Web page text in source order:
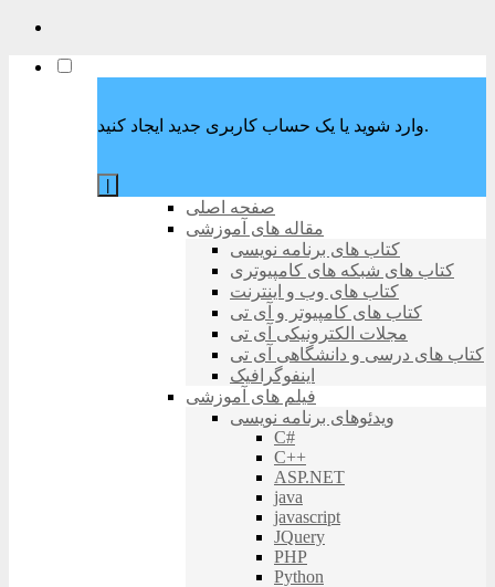
وارد شوید یا یک حساب کاربری جدید ایجاد کنید.
صفحه اصلی
مقاله های آموزشی
کتاب های برنامه نویسی
کتاب های شبکه های کامپیوتری
کتاب های وب و اینترنت
کتاب های کامپیوتر و آی تی
مجلات الکترونیکی آی تی
کتاب های درسی و دانشگاهی آی تی
اینفوگرافیک
فیلم های آموزشی
ویدئوهای برنامه نویسی
C#
C++
ASP.NET
java
javascript
JQuery
PHP
Python